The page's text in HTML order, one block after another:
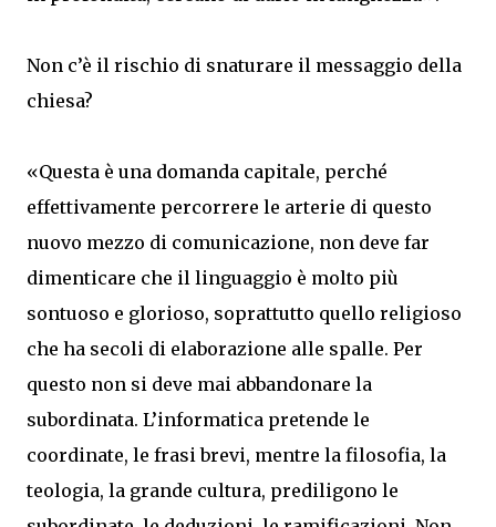
Non c’è il rischio di snaturare il messaggio della
chiesa?
«Questa è una domanda capitale, perché
effettivamente percorrere le arterie di questo
nuovo mezzo di comunicazione, non deve far
dimenticare che il linguaggio è molto più
sontuoso e glorioso, soprattutto quello religioso
che ha secoli di elaborazione alle spalle. Per
questo non si deve mai abbandonare la
subordinata. L’informatica pretende le
coordinate, le frasi brevi, mentre la filosofia, la
teologia, la grande cultura, prediligono le